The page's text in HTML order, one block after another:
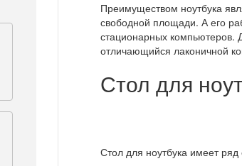
Преимуществом ноутбука
свободной площади. А его
стационарных компьютеров.
отличающийся лаконичной
Стол для
Стол для ноутбука имеет ряд